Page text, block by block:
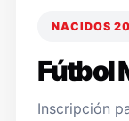
NACIDOS
Fútbol
Inscripción